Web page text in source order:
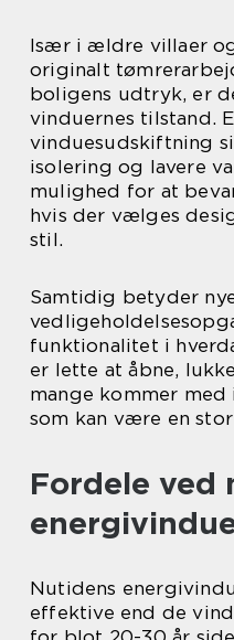
Især i ældre villaer
originalt
boligens udtryk, er
vinduernes tilstand.
vinduesudskiftning
isolering og lavere
mulighed for at
hvis der vælges
stil.
Samtidig betyder
funktionalitet i
er lette at åbne,
mange kommer
som kan være en
Fordele ved
Nutidens
effektive end de